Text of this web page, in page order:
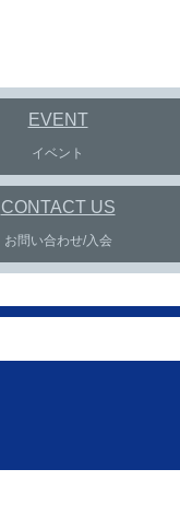
EVENT
イベント
CONTACT US
お問い合わせ/入会